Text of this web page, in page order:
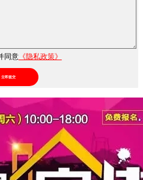
同意《隐私政策》
立即提交